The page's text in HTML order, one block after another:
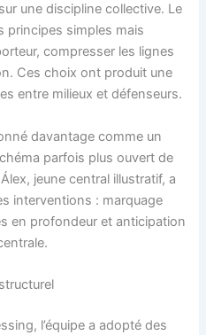
une discipline collective. Le
principes simples mais
compresser les lignes
Ces choix ont produit une
entre milieux et défenseurs.
davantage comme un
parfois plus ouvert de
jeune central illustratif, a
interventions : marquage
en profondeur et anticipation
l’équipe a adopté des